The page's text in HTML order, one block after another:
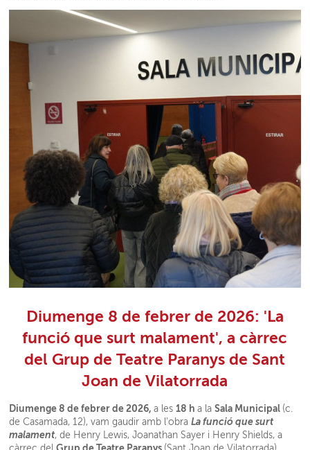
Diumenge 8 de febrer de 2026: 'La
funció que surt malament', a càrrec
del Grup de Teatre Paranys de Sant
Joan de Vilatorrada
Diumenge 8 de febrer de 2026,a les18 ha laSala Municipal (c.
de Casamada, 12), vam gaudir amb l'obraLa funció que surt
malament, de Henry Lewis, Joanathan Sayer i Henry Shields, a
Grup de Teatre Paranys